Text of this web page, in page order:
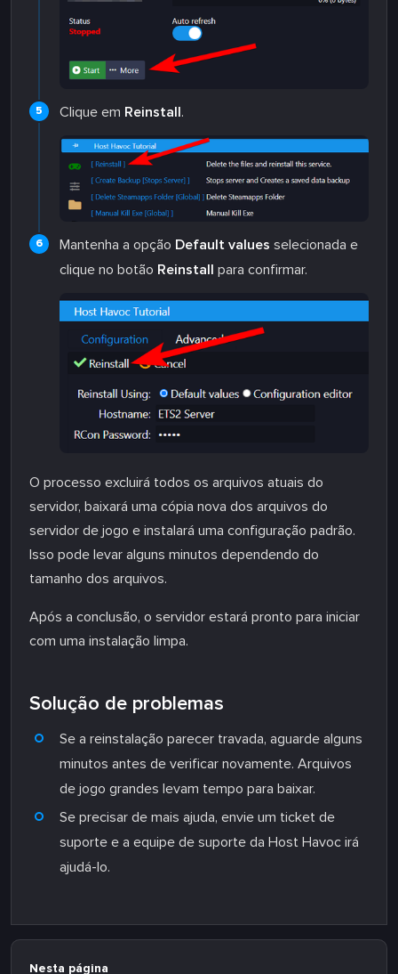
Clique em Reinstall.
Mantenha a opção Default values selecionada e
clique no botão Reinstall para confirmar.
O processo excluirá todos os arquivos atuais do
servidor, baixará uma cópia nova dos arquivos do
servidor de jogo e instalará uma configuração padrão.
Isso pode levar alguns minutos dependendo do
tamanho dos arquivos.
Após a conclusão, o servidor estará pronto para iniciar
com uma instalação limpa.
Solução de problemas
Se a reinstalação parecer travada, aguarde alguns
minutos antes de verificar novamente. Arquivos
de jogo grandes levam tempo para baixar.
Se precisar de mais ajuda, envie um ticket de
suporte e a equipe de suporte da Host Havoc irá
ajudá-lo.
Nesta página